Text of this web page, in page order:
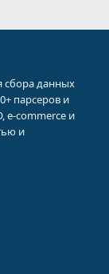
сбора данных
парсеров и
e-commerce и
и